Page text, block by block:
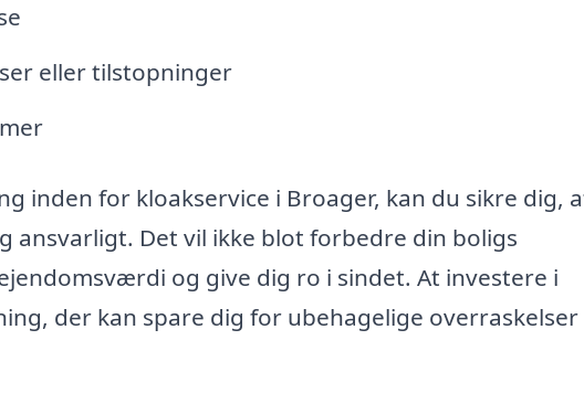
eller tilstopninger
inden for kloakservice i Broager, kan du sikre dig,
ansvarligt. Det vil ikke blot forbedre din boligs
og give dig ro i sindet. At investere i
der kan spare dig for ubehagelige overraskelser